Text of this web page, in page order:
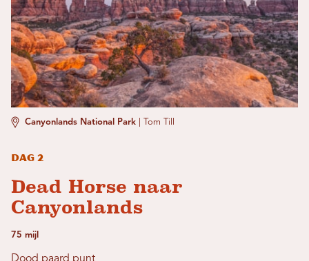
Canyonlands National Park Tom Till
Dag 2
Dead Horse naar
Canyonlands
75 mijl